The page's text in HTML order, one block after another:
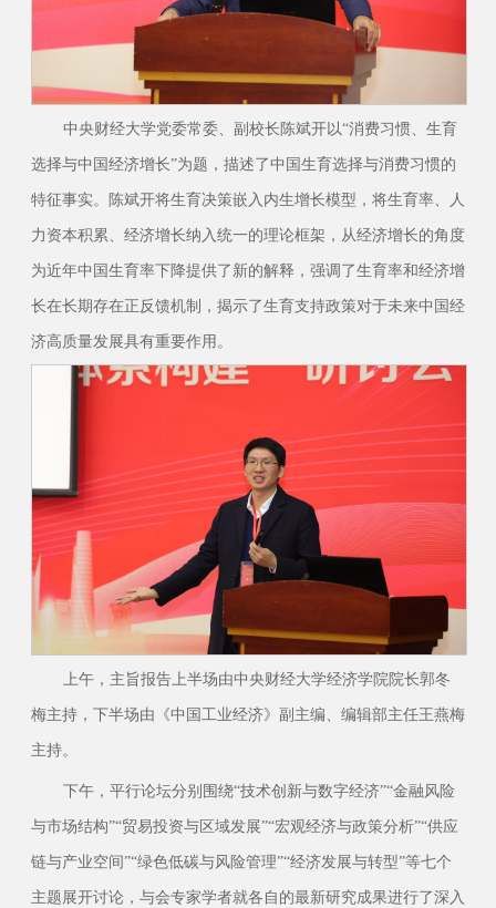
中央财经大学党委常委、副校长陈斌开以“消费习惯、生育
选择与中国经济增长”为题，描述了中国生育选择与消费习惯的
特征事实。陈斌开将生育决策嵌入内生增长模型，将生育率、人
力资本积累、经济增长纳入统一的理论框架，从经济增长的角度
为近年中国生育率下降提供了新的解释，强调了生育率和经济增
长在长期存在正反馈机制，揭示了生育支持政策对于未来中国经
济高质量发展具有重要作用。
上午，主旨报告上半场由中央财经大学经济学院院长郭冬
梅主持，下半场由《中国工业经济》副主编、编辑部主任王燕梅
主持。
下午，平行论坛分别围绕“技术创新与数字经济”“金融风险
与市场结构”“贸易投资与区域发展”“宏观经济与政策分析”“供应
链与产业空间”“绿色低碳与风险管理”“经济发展与转型”等七个
主题展开讨论，与会专家学者就各自的最新研究成果进行了深入